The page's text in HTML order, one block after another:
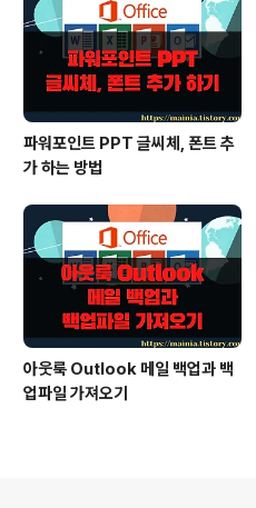
파워포인트 PPT 글씨체, 폰트 추
가 하는 방법
아웃룩 Outlook 메일 백업과 백
업파일 가져오기